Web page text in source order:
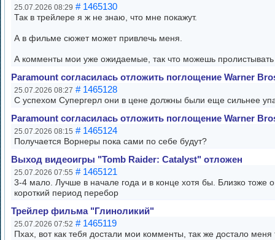
25.07.2026 08:29 # 1465130
Так в трейлере я ж не знаю, что мне покажут.
А в фильме сюжет может привлечь меня.
А комменты мои уже ожидаемые, так что можешь пролистывать
Paramount согласилась отложить поглощение Warner
25.07.2026 08:27 # 1465128
С успехом Супергерл они в цене должны были еще сильнее
Paramount согласилась отложить поглощение Warner
25.07.2026 08:15 # 1465124
Получается Ворнеры пока сами по себе будут?
Выход видеоигры "Tomb Raider: Catalyst" отложен
25.07.2026 07:55 # 1465121
3-4 мало. Лучше в начале года и в конце хотя бы. Близко тоже
короткий период перебор
Трейлер фильма "Глиноликий"
25.07.2026 07:52 # 1465119
Пхах, вот как тебя достали мои комменты, так же достало меня